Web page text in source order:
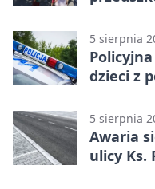
5 sierpnia
dzieci z
5 sierpnia
Awaria
ulicy Ks.